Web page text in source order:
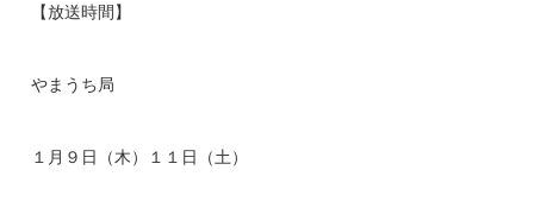
【放送時間】
やまうち局
１月９日（木）１１日（土）